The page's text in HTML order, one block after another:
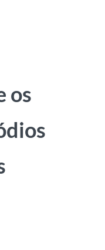
os